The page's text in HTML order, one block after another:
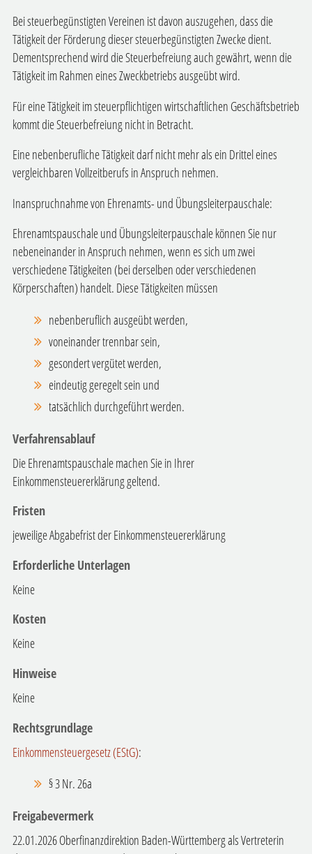
Bei steuerbegünstigten Vereinen ist davon auszugehen, dass die
Tätigkeit der Förderung dieser steuerbegünstigten Zwecke dient.
Dementsprechend wird die Steuerbefreiung auch gewährt, wenn die
Tätigkeit im Rahmen eines Zweckbetriebs ausgeübt wird.
Für eine Tätigkeit im steuerpflichtigen wirtschaftlichen Geschäftsbetrieb
kommt die Steuerbefreiung nicht in Betracht.
Eine nebenberufliche Tätigkeit darf nicht mehr als ein Drittel eines
vergleichbaren Vollzeitberufs in Anspruch nehmen.
Inanspruchnahme von Ehrenamts- und Übungsleiterpauschale:
Ehrenamtspauschale und Übungsleiterpauschale können Sie nur
nebeneinander in Anspruch nehmen, wenn es sich um zwei
verschiedene Tätigkeiten (bei derselben oder verschiedenen
Körperschaften) handelt. Diese Tätigkeiten müssen
nebenberuflich ausgeübt werden,
voneinander trennbar sein,
gesondert vergütet werden,
eindeutig geregelt sein und
tatsächlich durchgeführt werden.
Verfahrensablauf
Die Ehrenamtspauschale machen Sie in Ihrer
Einkommensteuererklärung geltend.
Fristen
jeweilige Abgabefrist der Einkommensteuererklärung
Erforderliche Unterlagen
Keine
Kosten
Keine
Hinweise
Keine
Rechtsgrundlage
Einkommensteuergesetz (EStG):
§ 3 Nr. 26a
Freigabevermerk
22.01.2026Oberfinanzdirektion Baden-Württemberg als Vertreterin